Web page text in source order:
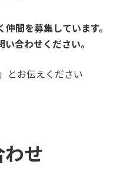
間を募集しています。
合わせください。
とお伝えください
わせ